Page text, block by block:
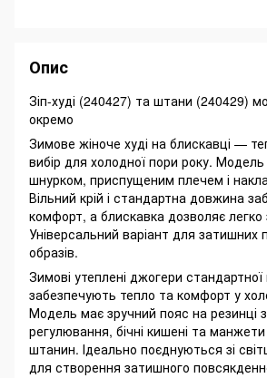
Опис
Зіп-худі (240427) та штани (240429)
окремо
Зимове жіноче худі на блискавці —
вибір для холодної пори року.
шнурком, приспущеним плечем і
Вільний крій і стандартна довжина
комфорт, а блискавка дозволяє легко
Універсальний варіант для затишних
образів.
Зимові утеплені джогери
забезпечують тепло та комфорт у
Модель має зручний пояс на резинці
регулювання, бічні кишені та
штанин. Ідеально поєднуються зі
для створення затишного